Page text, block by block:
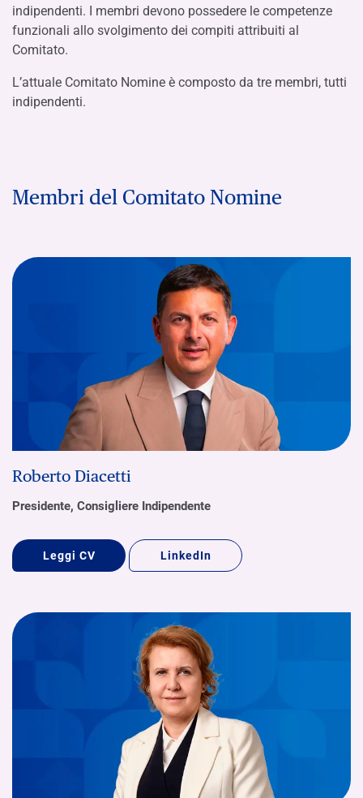
indipendenti. I membri devono possedere le competenze
funzionali allo svolgimento dei compiti attribuiti al
Comitato.
L’attuale Comitato Nomine è composto da tre membri, tutti
indipendenti.
Membri del Comitato Nomine
Roberto Diacetti
Presidente, Consigliere Indipendente
Leggi CV LinkedIn